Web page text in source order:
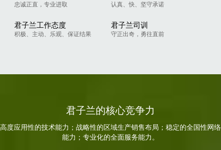
忠诚正直，专业进取 认真、快、坚守承诺
君子兰工作态度
积极、主动、乐观、保证结果
君子兰司训
守正出奇，勇往直前
君子兰的核心竞争力
高度应用性的技术能力；战略性的区域生产销售布局；稳定的全国性网络
能力；专业化的全面服务能力。